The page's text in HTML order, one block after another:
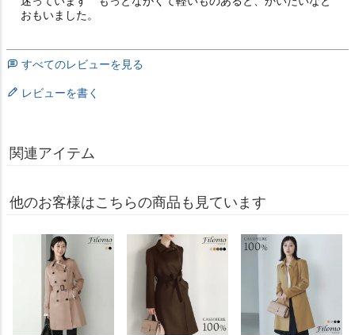
おもいました。
すべてのレビューを見る
レビューを書く
関連アイテム
他のお客様はこちらの商品も見ています